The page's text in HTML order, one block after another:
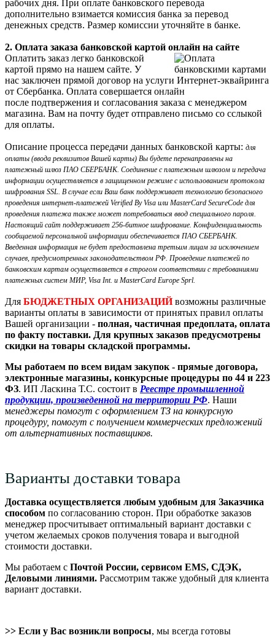
рабочих дня. При оплате банковского перевода
дополнительно взимается комиссия банка за перевод
денежных средств. Размер комиссии уточняйте в банке.
2. Оплата заказа банковской картой онлайн на сайте
Оплатить заказ легко банковской
картой прямо на нашем сайте. У
нас заключен прямой договор на услуги Интернет-эквайринга
от Сбербанка. Оплата совершается онлайн
после подтвержения и согласования заказа с менеджером
магазина. Вам на почту будет отправлено письмо со сслыкой
для оплаты.
Описание процесса передачи данных банковской карты: для
оплаты (ввода реквизитов Вашей карты) Вы будете перенаправлены на
платежный шлюз ПАО СБЕРБАНК. Соединение с платежным шлюзом и передача
информации осуществляется в защищенном режиме с использованием протокола
шифрования SSL. В случае если Ваш банк поддерживает технологию безопасного
проведения интернет-платежей Verified By Visa или MasterCard SecureCode для
проведения платежа также может потребоваться ввод специального пароля.
Настоящий сайт поддерживает 256-битное шифрование. Конфиденциальность
сообщаемой персональной информации обеспечивается ПАО СБЕРБАНК.
Введенная информация не будет предоставлена третьим лицам за исключением
случаев, предусмотренных законодательством РФ. Проведение платежей по
банковским картам осуществляется в строгом соответствии с требованиями
платежных систем МИР, Visa Int. и MasterCard Europe Sprl.
Для БЮДЖЕТНЫХ ОРГАНИЗАЦИЙ возможны различные
варианты оплаты в зависимости от принятых правил оплаты
Вашей организации - полная, частичная предоплата, оплата
по факту поставки. Для крупных заказов предусмотрены
скидки на товары складской программы.
Мы работаем по всем видам закупок - прямые договора,
электронные магазины, конкурсные процедуры по 44 и 223
ФЗ. ИП Ласкина Т.С. состоит в Реестре промышленной
продукции, произведенной на территории РФ. Наши
менеджеры помогут с оформлением ТЗ на конкурсную
процедуру, помогут с получением коммерческих предложений
от альтернативных поставщиков.
Варианты доставки товара
Доставка осуществляется любым удобным для Заказчика
способом по согласованию сторон. При обработке заказов
менеджер просчитывает оптимальный вариант доставки с
учетом желаемых сроков получения товара и выгодной
стоимости доставки.
Мы работаем с Почтой России, сервисом EMS, СДЭК,
Деловыми линиями. Рассмотрим также удобный для клиента
вариант доставки.
>> Если у Вас возникли вопросы, мы всегда готовы